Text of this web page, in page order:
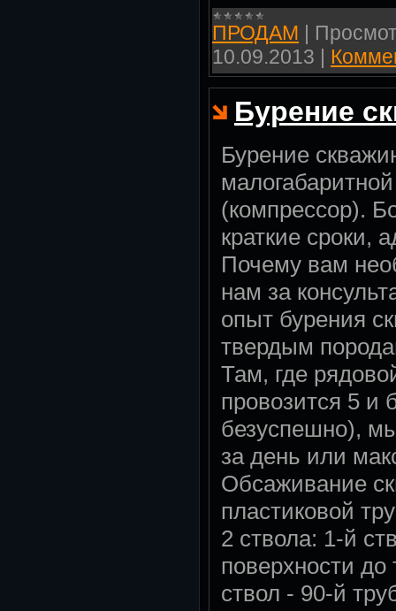
ПРОДАМ
10.09.2013
Бурение
Бурение
(компрессор).
краткие сроки,
Почему вам
нам за
опыт бурения
твердым
Там, где
провозится 5 и
безуспешно),
за день или
Обсаживание
пластиковой
2 ствола: 1-й
поверхности
ствол - 90-й